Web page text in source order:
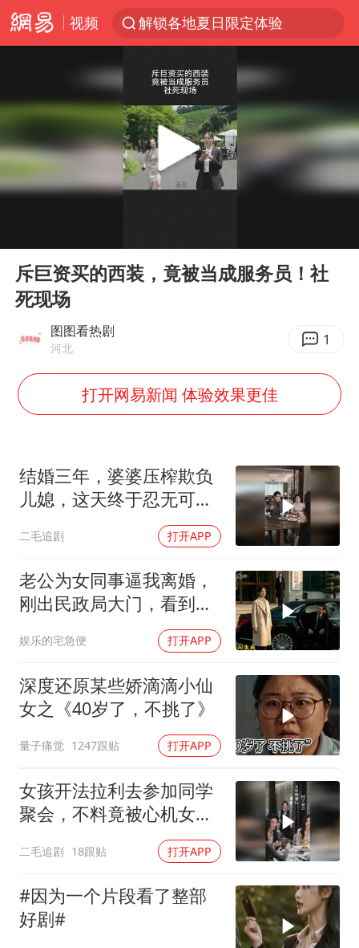
视频
解锁各地夏日限定体验
香港宏福苑火灾或由烟头引起
浙江金华：市民非必要不外出
网约车司机充电时猝死保险拒赔
浙江台州《告全体市民书》
刘浩存百花奖开幕式红裙起舞
薛之谦杭州站演唱会取消
女儿为争财产堵门阻挠父亲出殡
习近平心系体育强国建设
Play
斥巨资买的西装，竟被当成服务员！社
死现场
图图看热剧
河北 1
打开网易新闻 体验效果更佳
结婚三年，婆婆压榨欺负
儿媳，这天终于忍无可
二毛追剧 打开APP
老公为女同事逼我离婚，
刚出民政局大门，看到我
上了省长爸爸的专车
娱乐的宅急便 打开APP
深度还原某些娇滴滴小仙
女之《40岁了，不挑了》
量子痛觉 1247跟贴 打开APP
女孩开法拉利去参加同学
聚会，不料竟被心机女冒
二毛追剧 18跟贴 打开APP
#因为一个片段看了整部
好剧#